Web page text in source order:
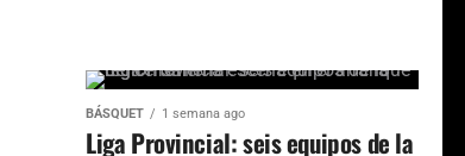
BÁSQUET 1 semana ago
Liga Provincial: seis equipos de la